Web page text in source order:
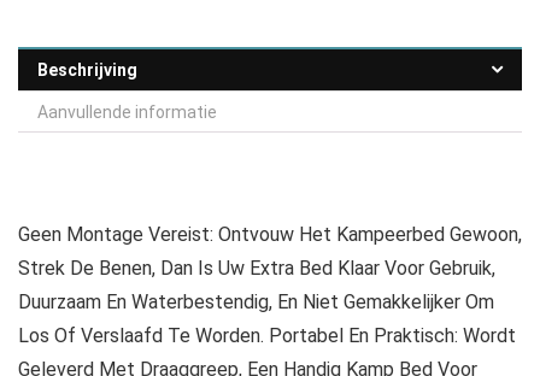
Beschrijving
Aanvullende informatie
Geen Montage Vereist: Ontvouw Het Kampeerbed Gewoon,
Strek De Benen, Dan Is Uw Extra Bed Klaar Voor Gebruik,
Duurzaam En Waterbestendig, En Niet Gemakkelijker Om
Los Of Verslaafd Te Worden. Portabel En Praktisch: Wordt
Geleverd Met Draaggreep, Een Handig Kamp Bed Voor